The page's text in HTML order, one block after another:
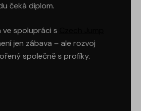
čeká diplom.
ve spolupráci s
jen zábava – ale rozvoj
společně s profíky.